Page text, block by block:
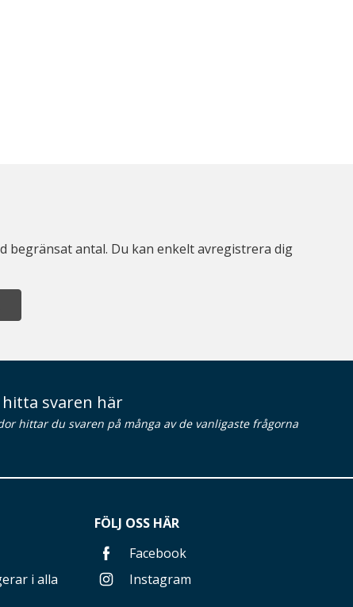
begränsat antal. Du kan enkelt avregistrera dig
svaren här
hittar du svaren på många av de vanligaste frågorna
i alla
FÖLJ OSS HÄR
Facebook
Instagram